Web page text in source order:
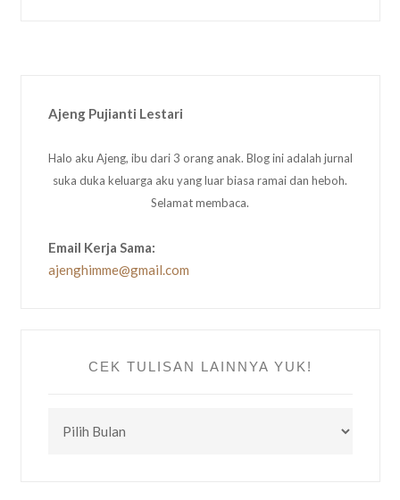
Ajeng Pujianti Lestari
Halo aku Ajeng, ibu dari 3 orang anak. Blog ini adalah jurnal
suka duka keluarga aku yang luar biasa ramai dan heboh.
Selamat membaca.
Email Kerja Sama:
ajenghimme@gmail.com
CEK TULISAN LAINNYA YUK!
TULISAN